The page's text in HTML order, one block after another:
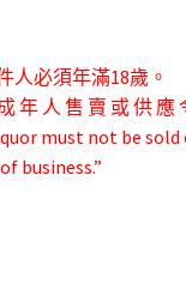
人必須年滿18歲。
年 人 售 賣 或 供 應
must not be sold
business.”